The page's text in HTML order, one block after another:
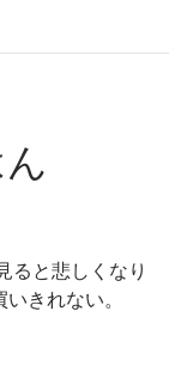
ると悲しくなり
きれない。